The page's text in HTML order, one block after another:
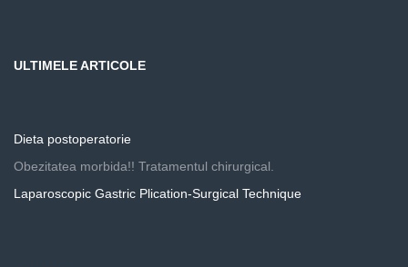
ULTIMELE ARTICOLE
Dieta postoperatorie
Obezitatea morbida!! Tratamentul chirurgical.
Laparoscopic Gastric Plication-Surgical Technique